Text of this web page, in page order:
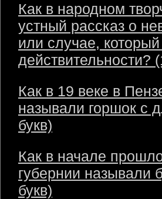
Как в народном
устный рассказ о
или случае,
действительности?
Как в 19 веке в
называли горшок с
букв)
Как в начале
губернии называли
букв)